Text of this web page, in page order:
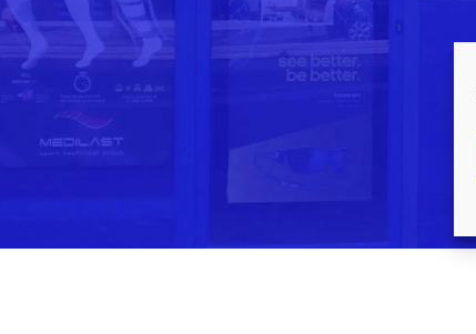
90,00 € 63,00
Training MID 3P
15,00